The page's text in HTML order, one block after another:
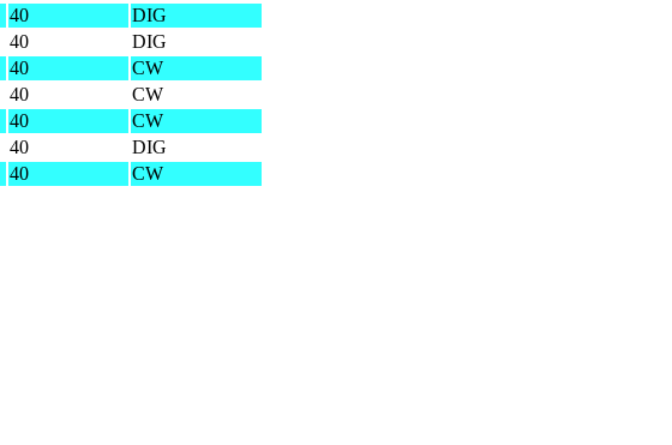
40
DIG
40
DIG
40
CW
40
CW
40
CW
40
DIG
40 CW